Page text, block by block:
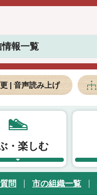
報一覧
| 音声読み上げ
・楽しむ
問 市の組織一覧